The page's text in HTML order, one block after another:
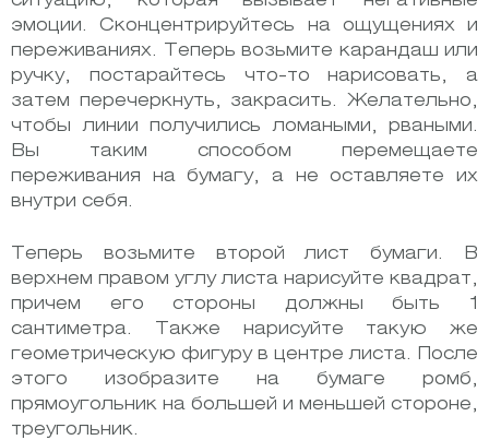
эмоции. Сконцентрируйтесь на ощущениях и
переживаниях. Теперь возьмите карандаш или
ручку, постарайтесь что-то нарисовать, а
затем перечеркнуть, закрасить. Желательно,
чтобы линии получились ломаными, рваными.
Вы таким способом перемещаете
переживания на бумагу, а не оставляете их
внутри себя.
Теперь возьмите второй лист бумаги. В
верхнем правом углу листа нарисуйте квадрат,
причем его стороны должны быть 1
сантиметра. Также нарисуйте такую же
геометрическую фигуру в центре листа. После
этого изобразите на бумаге ромб,
прямоугольник на большей и меньшей стороне,
треугольник.